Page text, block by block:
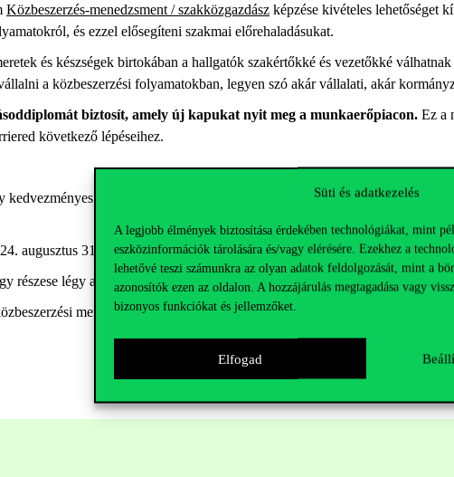
Süti és adatkezelés
A legjobb élmények biztosítása érdekében technológiákat, mint
eszközinformációk tárolására és/vagy elérésére. Ezekhez a
lehetővé teszi számunkra az olyan adatok feldolgozását, mint a
azonosítók ezen az oldalon. A hozzájárulás megtagadása vagy
bizonyos funkciókat és jellemzőket.
Elfogad
Közbeszerzés-menedzsment / szakközgazdász képzése kivételes lehetőséget
és ezzel elősegíteni szakmai előrehaladásukat.
és készségek birtokában a hallgatók szakértőkké és vezetőkké
a közbeszerzési folyamatokban, legyen szó akár vállalati, akár
biztosít, amely új kapukat nyit meg a munkaerőpiacon. Ez a
következő lépéseihez.
kedvezményes áron csatlakozz a képzéshez! Használd a KÖZBESZ01
augusztus 31.
részese légy a közbeszerzési menedzser képzésünknek!Kattints ide,és
menedzser képzésével, és lépj a karriered következő szintjére!